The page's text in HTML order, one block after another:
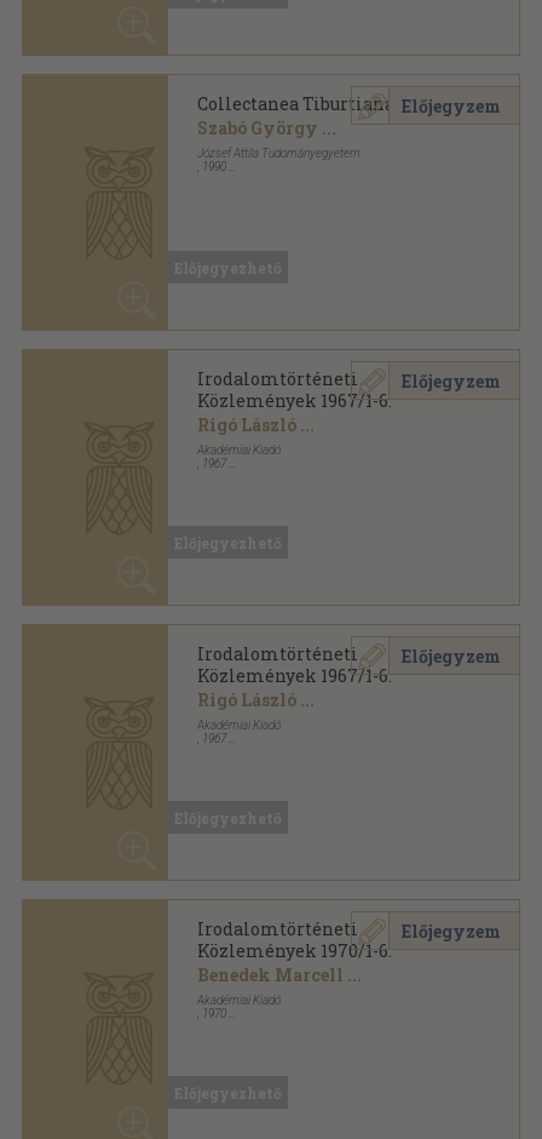
Irodalomtörténeti
Közlemények 1967/1-6.
Rigó László ...
Akadémiai Kiadó
,1967
Könyvkötői kötés,743oldal
Irodalomtörténeti Közlemények sorozat
Előjegyzem
Irodalomtörténeti
Közlemények 1967/1-6.
Rigó László...
Akadémiai Kiadó
,1967
Könyvkötői papírkötés
Irodalomtörténeti Közlemények sorozat
Előjegyzem
Irodalomtörténeti
Közlemények 1970/1-6.
Benedek Marcell...
Akadémiai Kiadó
,1970
Könyvkötői kötés
,759
Irodalomtörténeti Közlemények sorozat
Előjegyzem
Irodalomtörténeti
Közlemények 1970/4.
Kovács Sándor Iván...
Akadémiai Kiadó
,1970
Ragasztott papírkötés,123
Előjegyzem